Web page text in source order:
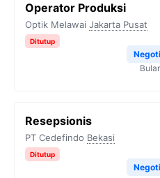
Operator Produksi
Optik Melawai Jakarta Pusat
Ditutup
Resepsionis
PT Cedefindo Bekasi
Ditutup